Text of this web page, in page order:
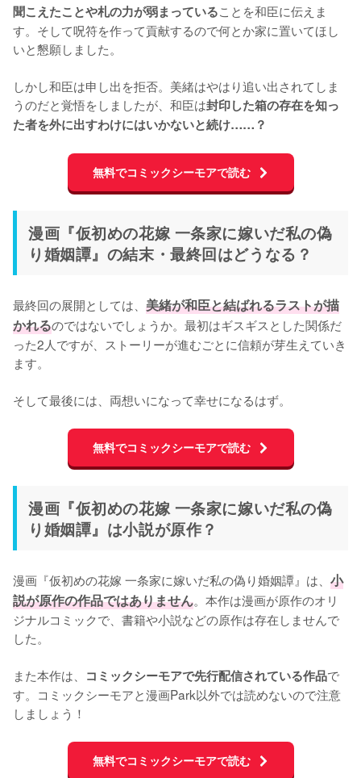
聞こえたことや札の力が弱まっていることを和臣に伝えま
す。そして呪符を作って貢献するので何とか家に置いてほし
いと懇願しました。
しかし和臣は申し出を拒否。美緒はやはり追い出されてしま
うのだと覚悟をしましたが、和臣は封印した箱の存在を知っ
た者を外に出すわけにはいかないと続け……？
無料でコミックシーモアで読む
漫画『仮初めの花嫁 一条家に嫁いだ私の偽
り婚姻譚』の結末・最終回はどうなる？
最終回の展開としては、 美緒が和臣と結ばれるラストが描
かれるのではないでしょうか。最初はギスギスとした関係だ
った2人ですが、ストーリーが進むごとに信頼が芽生えていき
ます。
そして最後には、両想いになって幸せになるはず。
無料でコミックシーモアで読む
漫画『仮初めの花嫁 一条家に嫁いだ私の偽
り婚姻譚』は小説が原作？
漫画『仮初めの花嫁 一条家に嫁いだ私の偽り婚姻譚』は、 小
説が原作の作品ではありません。本作は漫画が原作のオリ
ジナルコミックで、書籍や小説などの原作は存在しませんで
した。
また本作は、 コミックシーモアで先行配信されている作品で
す。コミックシーモアと漫画Park以外では読めないので注意
しましょう！
無料でコミックシーモアで読む